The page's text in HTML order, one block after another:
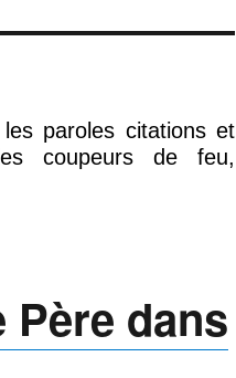
paroles citations et
coupeurs de feu,
Père dans